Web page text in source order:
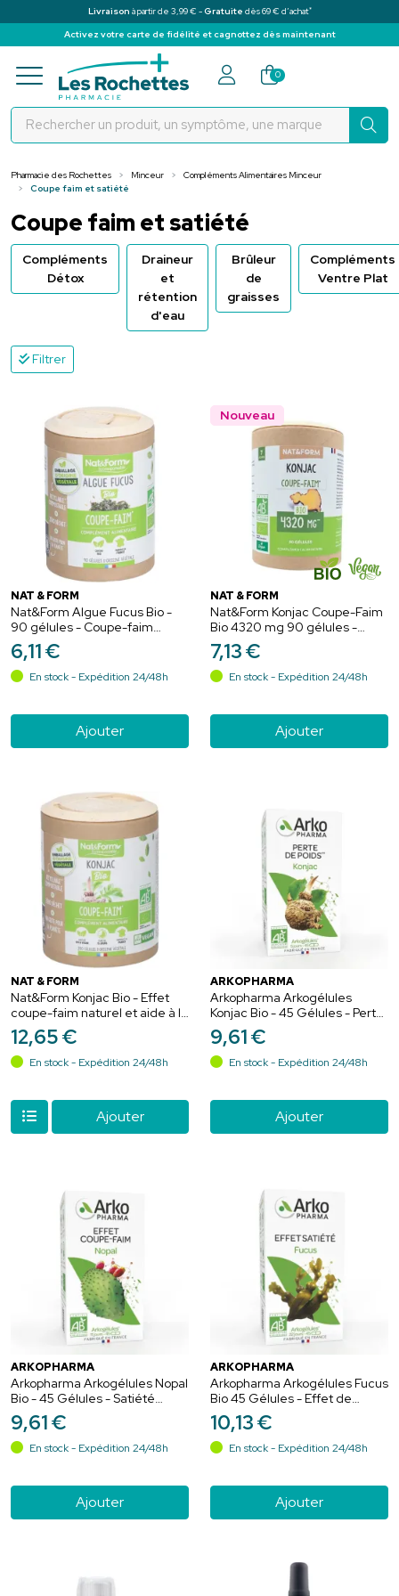
Livraison à partir de 3,99 € -Gratuite dès 69 € d’achat*
Activez votre carte de fidélité et cagnottez dès maintenant
Pharmacie des Rochettes Votre
0
Pharmacie des Rochettes Minceur
Compléments Alimentaires Minceur
Coupe faim et satiété
Coupe faim et satiété
Compléments
Détox
Draineur
et
rétention
d'eau
Brûleur
de
graisses
Compléments
Ventre Plat
Filtrer
NAT & FORM
Nat&Form Algue Fucus Bio -
90 gélules - Coupe-faim
naturel et soutien minceur
6,11€
En stock - Expédition 24/48h
Ajouter
Nouveau
NAT & FORM
Nat&Form Konjac Coupe-Faim
Bio 4320 mg 90 gélules -
Coupe-faim naturel et bio au
glucomannane
7,13€
En stock - Expédition 24/48h
Ajouter
NAT & FORM
Nat&Form Konjac Bio - Effet
coupe-faim naturel et aide à la
perte de poids
12,65€
En stock - Expédition 24/48h
Ajouter
ARKOPHARMA
Arkopharma Arkogélules
Konjac Bio - 45 Gélules - Perte
de poids & satiété naturelle
9,61€
En stock - Expédition 24/48h
Ajouter
ARKOPHARMA
Arkopharma Arkogélules Nopal
Bio - 45 Gélules - Satiété
naturelle & contrôle de
l’appétit
9,61€
En stock - Expédition 24/48h
Ajouter
ARKOPHARMA
Arkopharma Arkogélules Fucus
Bio 45 Gélules - Effet de
satiété
10,13€
En stock - Expédition 24/48h
Ajouter